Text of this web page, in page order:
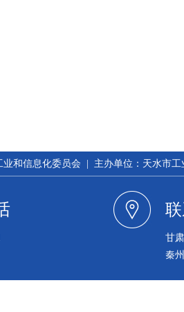
业和信息化委员会 | 主办单位：天水市
甘
秦